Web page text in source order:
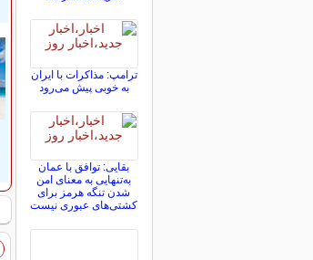
ترامپ: مذاکرات با ایران
به خوبی پیش می‌رود
بقایی: توافق با عمان
به‌تنهایی به معنای امن
شدن تنگه هرمز برای
کشتی‌های عبوری نیست